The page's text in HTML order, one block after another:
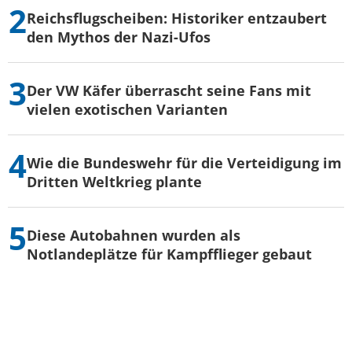
Reichsflugscheiben: Historiker entzaubert
den Mythos der Nazi-Ufos
Der VW Käfer überrascht seine Fans mit
vielen exotischen Varianten
Wie die Bundeswehr für die Verteidigung im
Dritten Weltkrieg plante
Diese Autobahnen wurden als
Notlandeplätze für Kampfflieger gebaut